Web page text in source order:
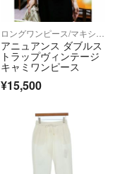
アニュアンス ダブルス
トラップヴィンテージ
キャミワンピース
¥15,500